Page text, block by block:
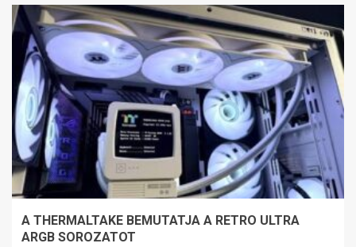
A THERMALTAKE BEMUTATJA A RETRO ULTRA
ARGB SOROZATOT